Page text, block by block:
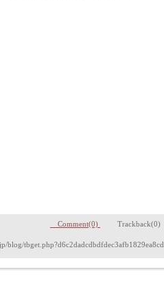
Comment(0) Trackback(0)
blog/tbget.php?d6c2dadcdbdfdec3afb1829ea8cd